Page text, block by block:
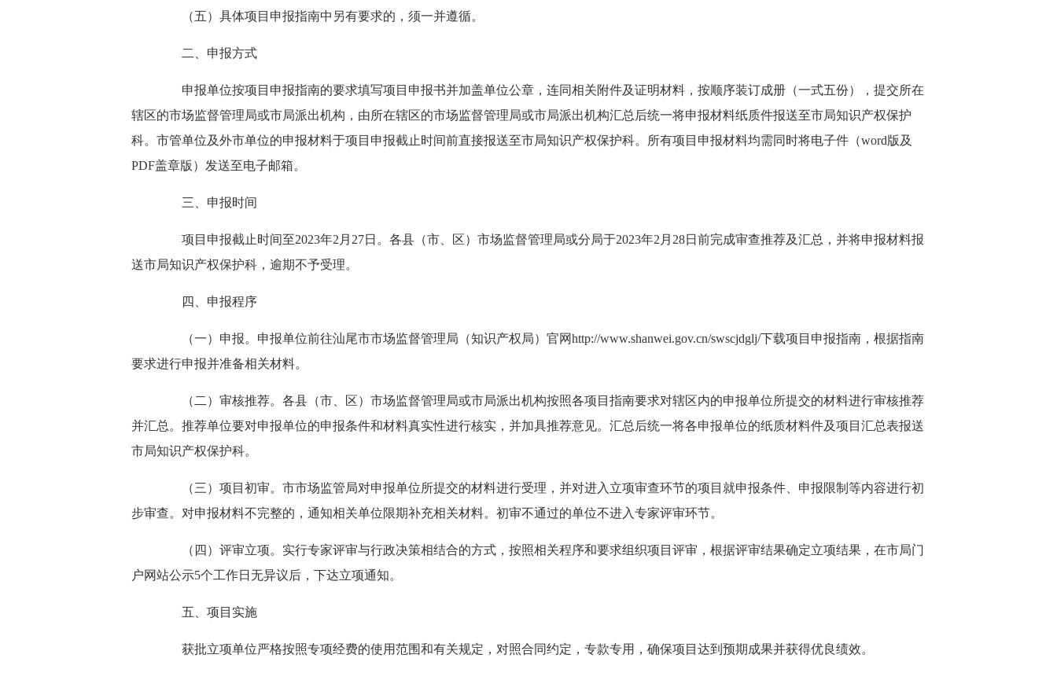
（五）具体项目申报指南中另有要求的，须一并遵循。
二、申报方式
申报单位按项目申报指南的要求填写项目申报书并加盖单位公章，连同相关附件及证明材料，按顺序装订成册（一式五份），提交所在
辖区的市场监督管理局或市局派出机构，由所在辖区的市场监督管理局或市局派出机构汇总后统一将申报材料纸质件报送至市局知识产权保护
科。市管单位及外市单位的申报材料于项目申报截止时间前直接报送至市局知识产权保护科。所有项目申报材料均需同时将电子件（word版及
PDF盖章版）发送至电子邮箱。
三、申报时间
项目申报截止时间至2023年2月27日。各县（市、区）市场监督管理局或分局于2023年2月28日前完成审查推荐及汇总，并将申报材料报
送市局知识产权保护科，逾期不予受理。
四、申报程序
（一）申报。申报单位前往汕尾市市场监督管理局（知识产权局）官网http://www.shanwei.gov.cn/swscjdglj/下载项目申报指南，根据指南
要求进行申报并准备相关材料。
（二）审核推荐。各县（市、区）市场监督管理局或市局派出机构按照各项目指南要求对辖区内的申报单位所提交的材料进行审核推荐
并汇总。推荐单位要对申报单位的申报条件和材料真实性进行核实，并加具推荐意见。汇总后统一将各申报单位的纸质材料件及项目汇总表报送
市局知识产权保护科。
（三）项目初审。市市场监管局对申报单位所提交的材料进行受理，并对进入立项审查环节的项目就申报条件、申报限制等内容进行初
步审查。对申报材料不完整的，通知相关单位限期补充相关材料。初审不通过的单位不进入专家评审环节。
（四）评审立项。实行专家评审与行政决策相结合的方式，按照相关程序和要求组织项目评审，根据评审结果确定立项结果，在市局门
户网站公示5个工作日无异议后，下达立项通知。
五、项目实施
获批立项单位严格按照专项经费的使用范围和有关规定，对照合同约定，专款专用，确保项目达到预期成果并获得优良绩效。